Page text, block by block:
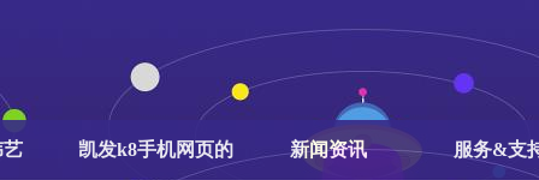
凯发k8手机网页的 新闻资讯 服务&支